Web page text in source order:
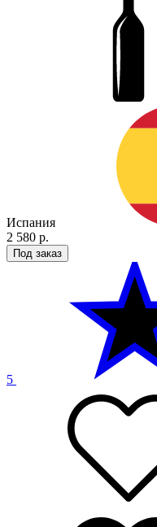
Испания
2 580 р.
Под заказ
5